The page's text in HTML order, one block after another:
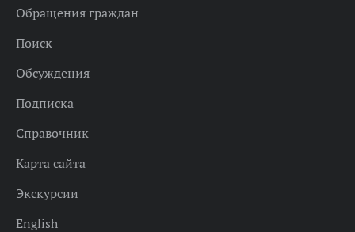
Обращения граждан
Поиск
Обсуждения
Подписка
Справочник
Карта сайта
Экскурсии
English